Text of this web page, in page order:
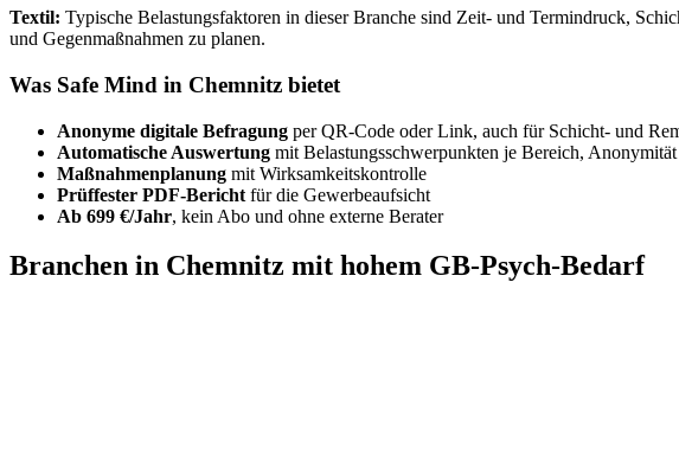
Textil: Typische Belastungsfaktoren in dieser Branche sind Zeit- und Termindruck,
und Gegenmaßnahmen zu planen.
Was Safe Mind in Chemnitz bietet
Anonyme digitale Befragung per QR-Code oder Link, auch für Schicht- und
Automatische Auswertung mit Belastungsschwerpunkten je Bereich,
Maßnahmenplanung mit Wirksamkeitskontrolle
Prüffester PDF-Bericht für die Gewerbeaufsicht
Ab 699 €/Jahr, kein Abo und ohne externe Berater
Branchen in Chemnitz mit hohem GB-Psych-Bedarf